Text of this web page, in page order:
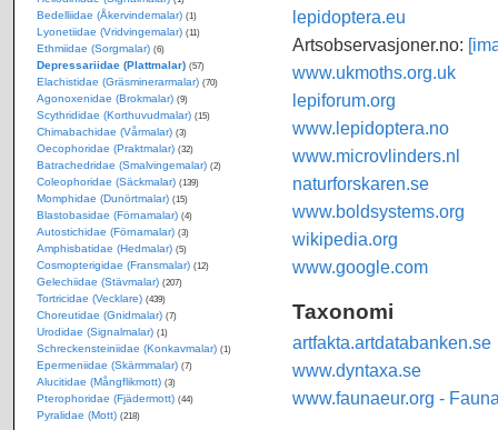
lepidoptera.eu
Artsobservasjoner.no:
www.ukmoths.org.uk
lepiforum.org
www.lepidoptera.no
www.microvlinders.nl
naturforskaren.se
www.boldsystems.org
wikipedia.org
www.google.com
Taxonomi
artfakta.artdatabanken.se
www.dyntaxa.se
www.faunaeur.org -
Bedelliidae (Åkervindemalar) (1)
Lyonetiidae (Vridvingemalar) (11)
Ethmiidae (Sorgmalar) (6)
Depressariidae (Plattmalar) (57)
Elachistidae (Gräsminerarmalar) (70)
Agonoxenidae (Brokmalar) (9)
Scythrididae (Korthuvudmalar) (15)
Chimabachidae (Vårmalar) (3)
Oecophoridae (Praktmalar) (32)
Batrachedridae (Smalvingemalar) (2)
Coleophoridae (Säckmalar) (139)
Momphidae (Dunörtmalar) (15)
Blastobasidae (Förnamalar) (4)
Autostichidae (Förnamalar) (3)
Amphisbatidae (Hedmalar) (5)
Cosmopterigidae (Fransmalar) (12)
Gelechiidae (Stävmalar) (207)
Tortricidae (Vecklare) (439)
Choreutidae (Gnidmalar) (7)
Urodidae (Signalmalar) (1)
Schreckensteiniidae (Konkavmalar) (1)
Epermeniidae (Skärmmalar) (7)
Alucitidae (Mångflikmott) (3)
Pterophoridae (Fjädermott) (44)
Pyralidae (Mott) (218)